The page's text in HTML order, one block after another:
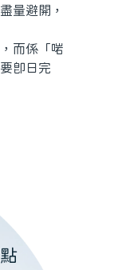
量避開，
而係「啱
即日完